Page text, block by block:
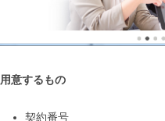
用意するもの
契約番号